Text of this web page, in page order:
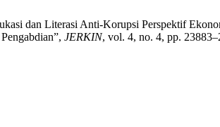
dan Literasi Anti-Korupsi Perspektif
JERKIN, vol. 4, no. 4, pp.